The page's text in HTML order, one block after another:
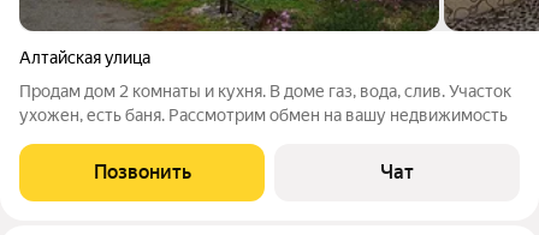
Алтайская улица
Продам дом 2 комнаты и кухня. В доме газ, вода, слив. Участок
ухожен, есть баня. Рассмотрим обмен на вашу недвижимость
Позвонить Чат